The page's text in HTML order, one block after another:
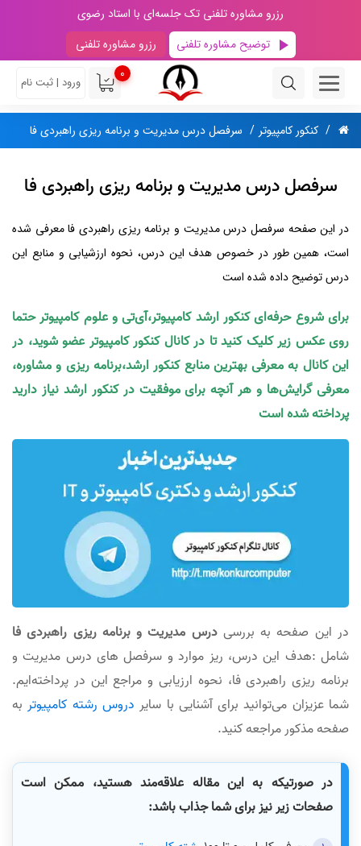
رزرو مشاوره تلفنی تک جلسه‌ای با استاد رضوی
توضیح مشاوره تلفنی
رزرو مشاوره تلفنی
0
ورود | ثبت نام
کنکور کامپیوتر سرفصل درس مدیریت و برنامه ریزی راهبردی فا
سرفصل درس مدیریت و برنامه ریزی راهبردی فا
در این صفحه سرفصل درس مدیریت و برنامه ریزی راهبردی فا معرفی شده
است، همین طور در خصوص هدف این درس، نحوه ارزشیابی و منابع این
درس توضیح داده شده است
برای شروع حرفه‌ای کنکور ارشد کامپیوتر،آی‌تی و علوم کامپیوتر حتما
روی عکس زیر کلیک کنید تا در کانال کنکور کامپیوتر عضو شوید، در
این کانال به معرفی بهترین منابع کنکور ارشد،برنامه ریزی و مشاوره،
معرفی گرایش‌ها و هر آنچه برای موفقیت در کنکور ارشد نیاز دارید
پرداخته شده است
در این صفحه به بررسیدر‌س مدیریت و برنامه ریزی راهبردی فا
شامل :هدف این درس، ریز موارد و سرفصل های درس مدیریت و
برنامه ریزی راهبردی فا، نحوه ارزیابی و مراجع این در پرداخته‌ایم.
شما عزیزان می‌توانید برای آشنایی با سایر دروس رشته کامپیوتربه
صفحه مذکور مراجعه کنید.
در صورتیکه به این مقاله علاقه‌مند هستید، ممکن است
صفحات زیر نیز برای شما جذاب باشد: